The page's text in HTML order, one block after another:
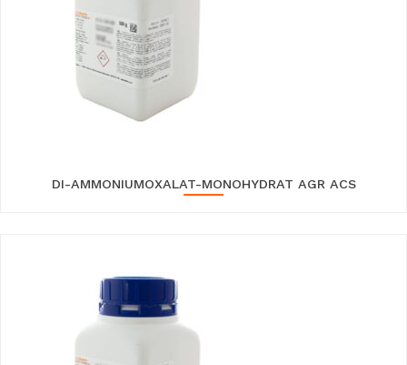
DI-AMMONIUMOXALAT-MONOHYDRAT AGR ACS